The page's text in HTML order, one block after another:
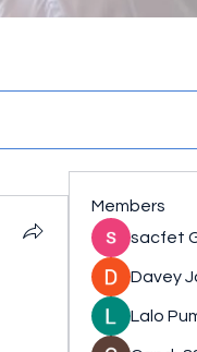
Members
sacfet
Davey
Lalo